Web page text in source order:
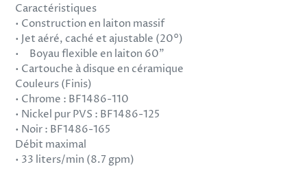
Caractéristiques
• Construction en laiton massif
• Jet aéré, caché et ajustable (20°)
• Boyau flexible en laiton 60”
• Cartouche à disque en céramique
Couleurs (Finis)
• Chrome : BF1486-110
• Nickel pur PVS : BF1486-125
• Noir : BF1486-165
Débit maximal
• 33 liters/min (8.7 gpm)